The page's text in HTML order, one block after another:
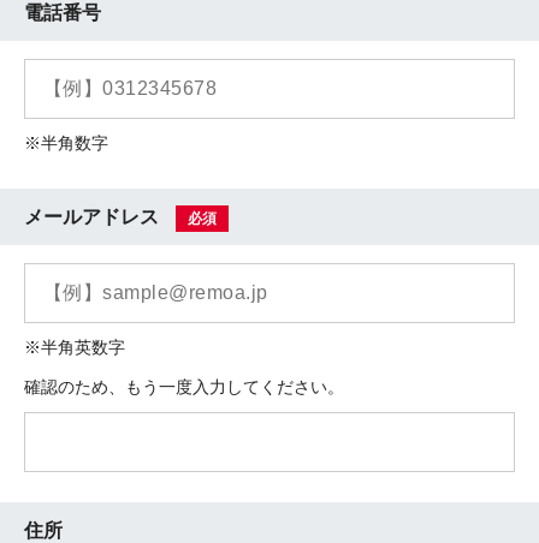
電話番号
※半角数字
メールアドレス 必須
※半角英数字
確認のため、もう一度入力してください。
住所